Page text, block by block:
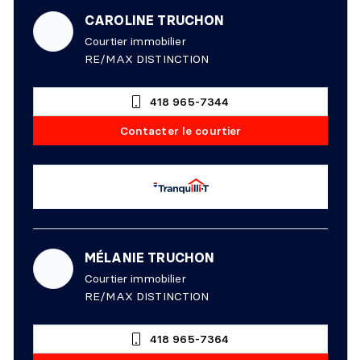
CAROLINE TRUCHON
Courtier immobilier
RE/MAX DISTINCTION
418 965-7344
Contacter le courtier
MÉLANIE TRUCHON
Courtier immobilier
RE/MAX DISTINCTION
418 965-7364